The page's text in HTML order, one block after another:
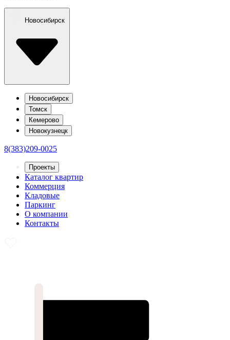
Новосибирск
Новосибирск
Томск
Кемерово
Новокузнецк
8(383)209-0025
Проекты
Каталог квартир
Коммерция
Кладовые
Паркинг
О компании
Контакты